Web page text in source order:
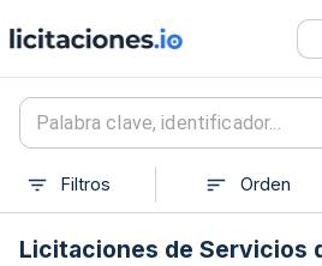
Filtros Orden
Licitaciones de Servicios